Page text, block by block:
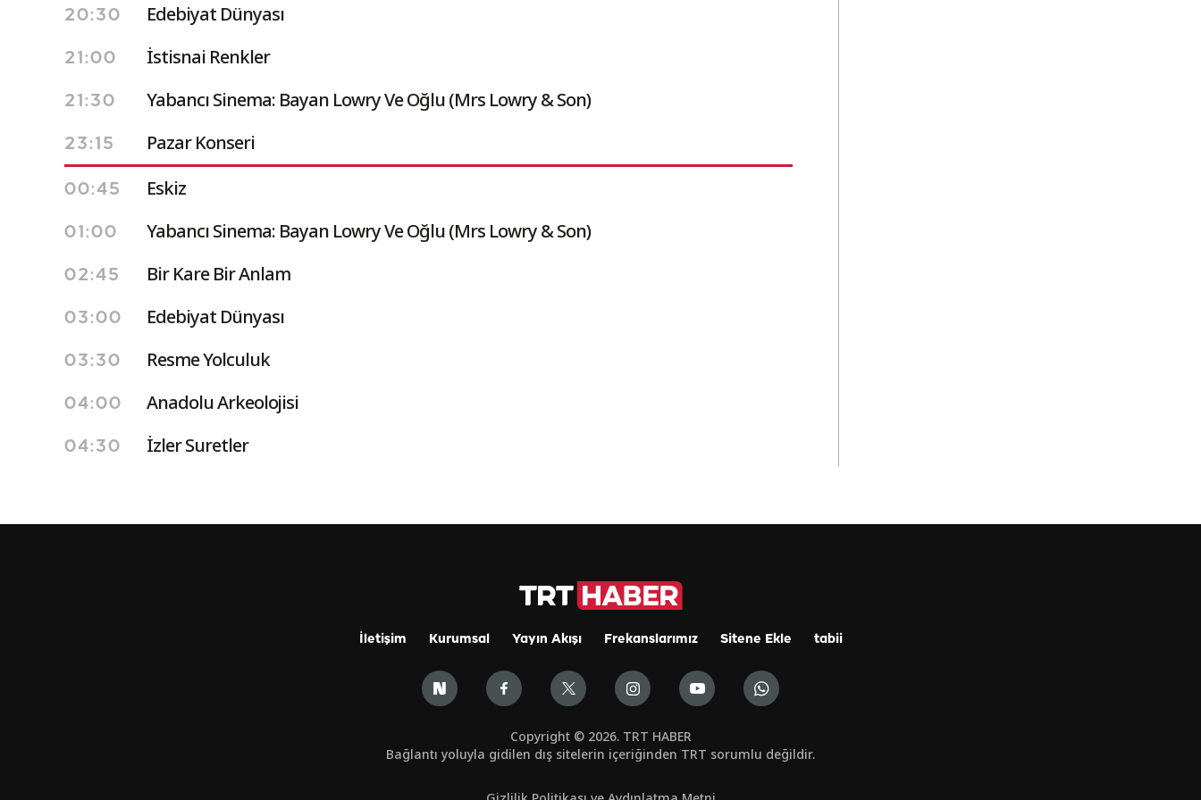
20:30 Edebiyat Dünyası
21:00 İstisnai Renkler
21:30 Yabancı Sinema: Bayan Lowry Ve Oğlu (Mrs Lowry & Son)
23:15 Pazar Konseri
00:45 Eskiz
01:00 Yabancı Sinema: Bayan Lowry Ve Oğlu (Mrs Lowry & Son)
02:45 Bir Kare Bir Anlam
03:00 Edebiyat Dünyası
03:30 Resme Yolculuk
04:00 Anadolu Arkeolojisi
04:30 İzler Suretler
İletişim Kurumsal Yayın Akışı Frekanslarımız Sitene Ekle tabii
Copyright © 2026. TRT HABER
Bağlantı yoluyla gidilen dış sitelerin içeriğinden TRT sorumlu değildir.